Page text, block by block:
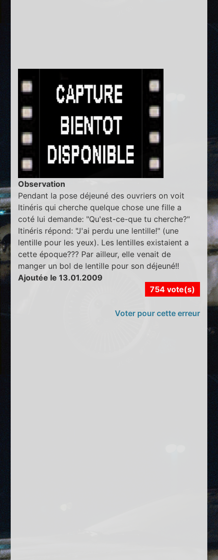
Observation
Pendant la pose déjeuné des ouvriers on voit
Itinéris qui cherche quelque chose une fille a
coté lui demande: "Qu'est-ce-que tu cherche?"
Itinéris répond: "J'ai perdu une lentille!" (une
lentille pour les yeux). Les lentilles existaient a
cette époque??? Par ailleur, elle venait de
manger un bol de lentille pour son déjeuné!!
Ajoutée le 13.01.2009
754 vote(s)
Voter pour cette erreur